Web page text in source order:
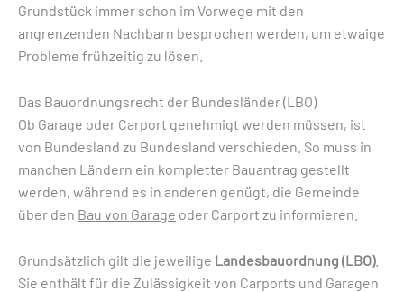
Grundstück immer schon im Vorwege mit den
angrenzenden Nachbarn besprochen werden, um etwaige
Probleme frühzeitig zu lösen.
Das Bauordnungsrecht der Bundesländer (LBO)
Ob Garage oder Carport genehmigt werden müssen, ist
von Bundesland zu Bundesland verschieden. So muss in
manchen Ländern ein kompletter Bauantrag gestellt
werden, während es in anderen genügt, die Gemeinde
über den Bau von Garage oder Carport zu informieren.
Grundsätzlich gilt die jeweilige Landesbauordnung (LBO).
Sie enthält für die Zulässigkeit von Carports und Garagen